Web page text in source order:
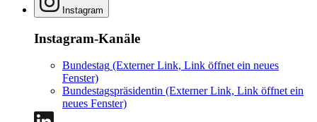
Instagram
Instagram-Kanäle
Bundestag (Externer Link, Link öffnet ein neues
Fenster)
Bundestagspräsidentin (Externer Link, Link öffnet ein
neues Fenster)